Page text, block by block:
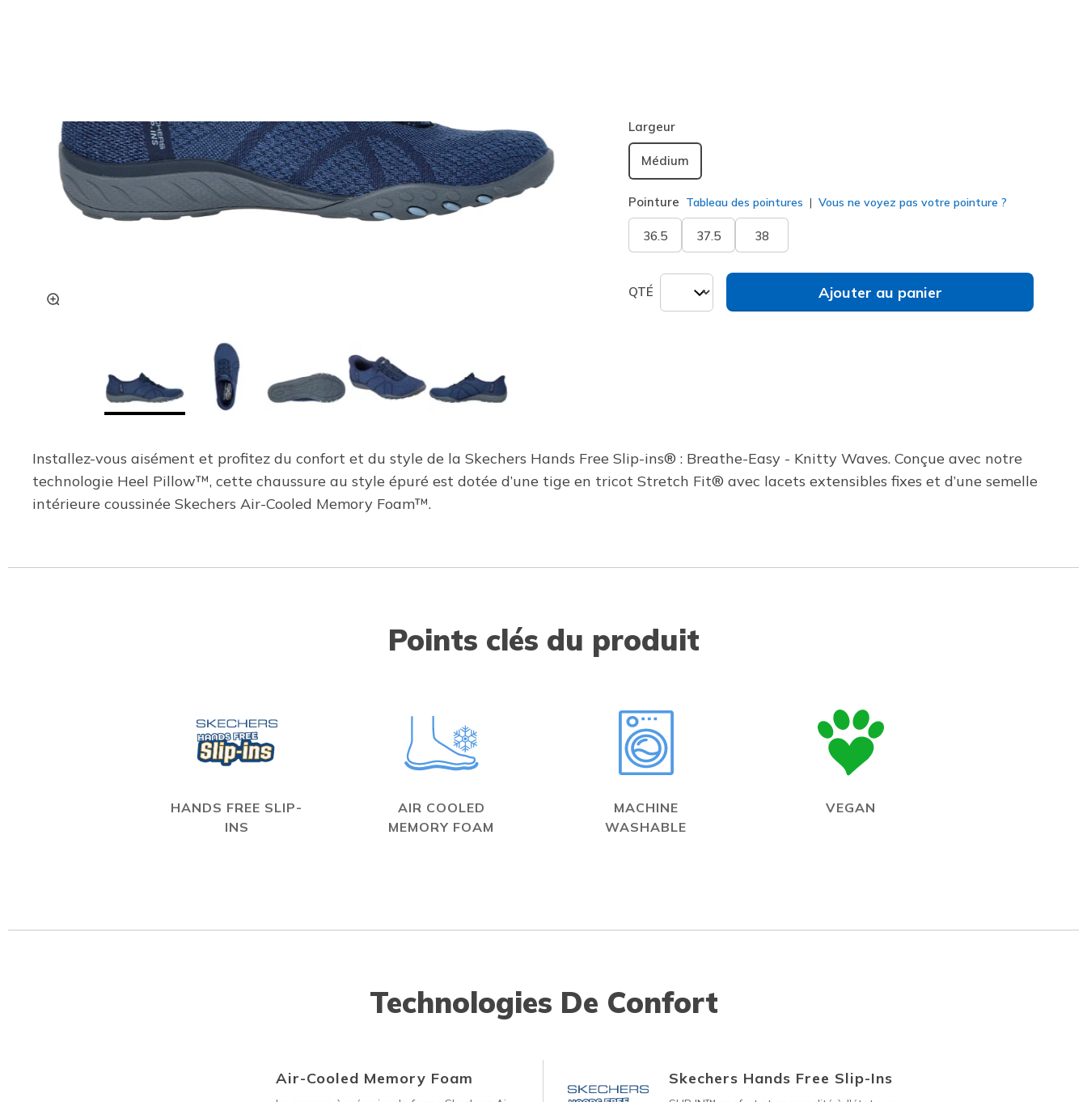
Largeur
Médium
Pointure Tableau des pointures Vous ne voyez pas votre pointure ?
36.5 37.5 38
QTÉ Ajouter au panier
Installez-vous aisément et profitez du confort et du style de la Skechers Hands Free Slip-ins® : Breathe-Easy - Knitty Waves. Conçue avec notre
technologie Heel Pillow™, cette chaussure au style épuré est dotée d’une tige en tricot Stretch Fit® avec lacets extensibles fixes et d’une semelle
intérieure coussinée Skechers Air-Cooled Memory Foam™.
Points clés du produit
HANDS FREE SLIP-
INS
AIR COOLED
MEMORY FOAM
MACHINE
WASHABLE
VEGAN
Technologies De Confort
Air-Cooled Memory Foam Skechers Hands Free Slip-Ins